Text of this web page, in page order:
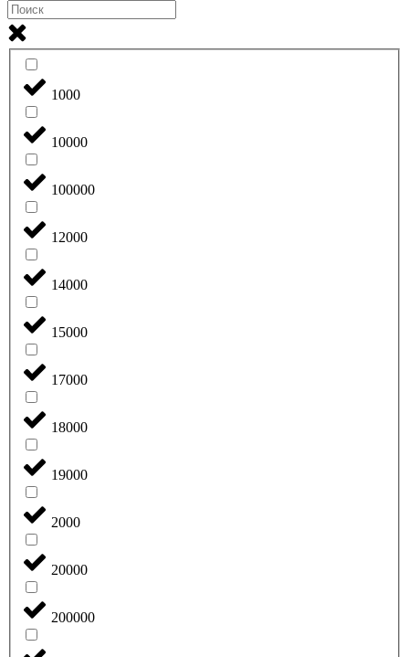
1000
10000
100000
12000
14000
15000
17000
18000
19000
2000
20000
200000